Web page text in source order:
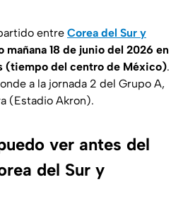
entre Corea del Sur y
mañana 18 de junio del 2026 en
(tiempo del centro de México).
a la jornada 2 del Grupo A,
(Estadio Akron).
ver antes del
del Sur y